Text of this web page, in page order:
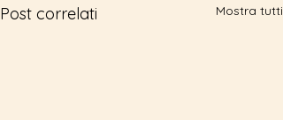
Post correlati Mostra tutti